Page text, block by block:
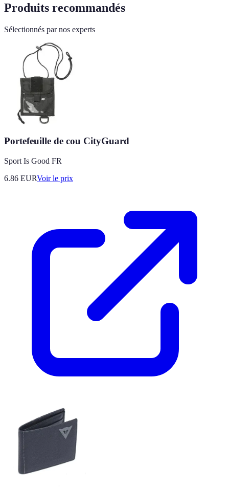
Produits recommandés
Sélectionnés par nos experts
Portefeuille de cou CityGuard
Sport Is Good FR
6.86 EURVoir le prix